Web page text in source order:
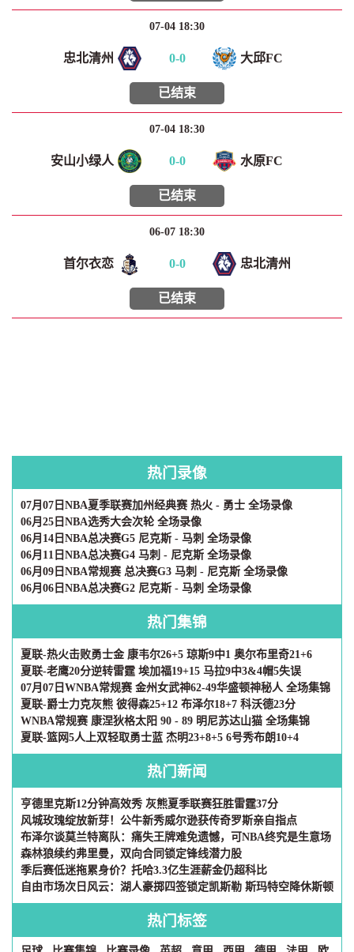
07-04 18:30
忠北清州 0-0 大邱FC
已结束
07-04 18:30
安山小绿人 0-0 水原FC
已结束
06-07 18:30
首尔衣恋 0-0 忠北清州
已结束
热门录像
07月07日NBA夏季联赛加州经典赛 热火 - 勇士 全场录像
06月25日NBA选秀大会次轮 全场录像
06月14日NBA总决赛G5 尼克斯 - 马刺 全场录像
06月11日NBA总决赛G4 马刺 - 尼克斯 全场录像
06月09日NBA常规赛 总决赛G3 马刺 - 尼克斯 全场录像
06月06日NBA总决赛G2 尼克斯 - 马刺 全场录像
热门集锦
夏联-热火击败勇士金 康韦尔26+5 琼斯9中1 奥尔布里奇21+6
夏联-老鹰20分逆转雷霆 埃加福19+15 马拉9中3&4帽5失误
07月07日WNBA常规赛 金州女武神62-49华盛顿神秘人 全场集锦
夏联-爵士力克灰熊 彼得森25+12 布泽尔18+7 科沃德23分
WNBA常规赛 康涅狄格太阳 90 - 89 明尼苏达山猫 全场集锦
夏联-篮网5人上双轻取勇士蓝 杰明23+8+5 6号秀布朗10+4
热门新闻
亨德里克斯12分钟高效秀 灰熊夏季联赛狂胜雷霆37分
风城玫瑰绽放新芽！公牛新秀威尔逊获传奇罗斯亲自指点
布泽尔谈莫兰特离队：痛失王牌难免遗憾，可NBA终究是生意场
森林狼续约弗里曼，双向合同锁定锋线潜力股
季后赛低迷拖累身价？托哈3.3亿生涯薪金仍超科比
自由市场次日风云：湖人豪掷四签锁定凯斯勒 斯玛特空降休斯顿
热门标签